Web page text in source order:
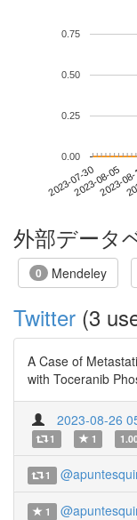
2023-07-302023-08-05
2023-
0.00
0.25
0.50
0.75
外部データ
0 Mendeley
Twitter (3
A Case of
with Toceranib
2023-08-26
1 1
1
1